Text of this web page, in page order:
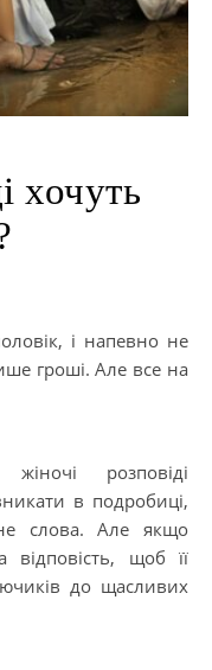
хочуть
гроші. Але все на
розповіді
в подробиці,
слова. Але якщо
щоб її
до щасливих